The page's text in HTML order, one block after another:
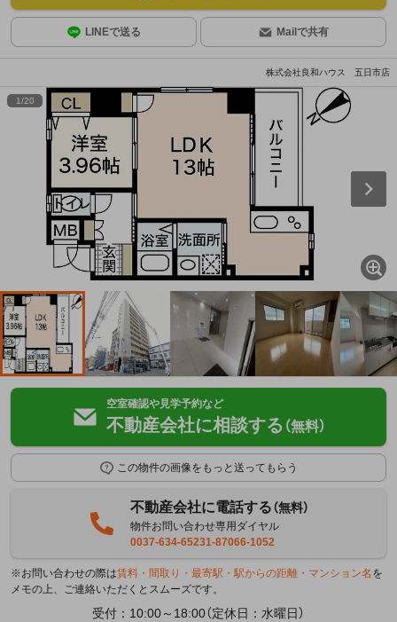
LINEで送る Mailで共有
株式会社良和ハウス 五日市店
1/20
空室確認や見学予約など
不動産会社に相談する （無料）
この物件の画像をもっと送ってもらう
不動産会社に電話する（無料）
物件お問い合わせ専用ダイヤル
0037-634-65231-87066-1052
※お問い合わせの際は賃料・間取り・最寄駅・駅からの距離・マンション名 を
メモの上、ご連絡いただくとスムーズです。
受付：10:00～18:00（定休日：水曜日）